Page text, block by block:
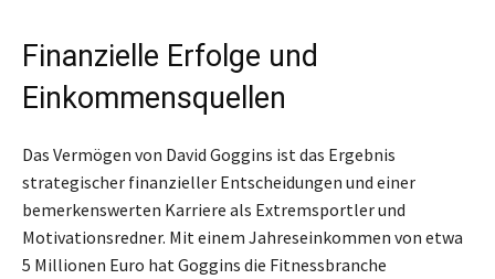
Finanzielle Erfolge und
Einkommensquellen
Das Vermögen von David Goggins ist das Ergebnis
strategischer finanzieller Entscheidungen und einer
bemerkenswerten Karriere als Extremsportler und
Motivationsredner. Mit einem Jahreseinkommen von etwa
5 Millionen Euro hat Goggins die Fitnessbranche